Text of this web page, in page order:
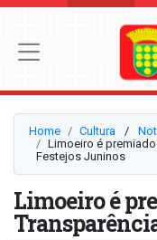
Home Cultura ⠀/⠀
Limoeiro é
Festejos Juninos
Limoeiro é